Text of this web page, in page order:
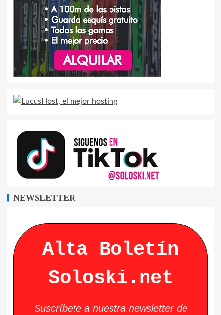
NEWSLETTER
Alta Boletín
Soloski.net
Suscríbete a nuestra newsletter de